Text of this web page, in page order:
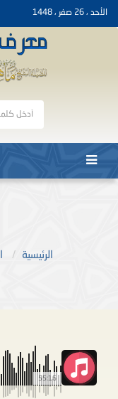
الأحد ، 26 صفر ، 1448
الرئيسية
55:16